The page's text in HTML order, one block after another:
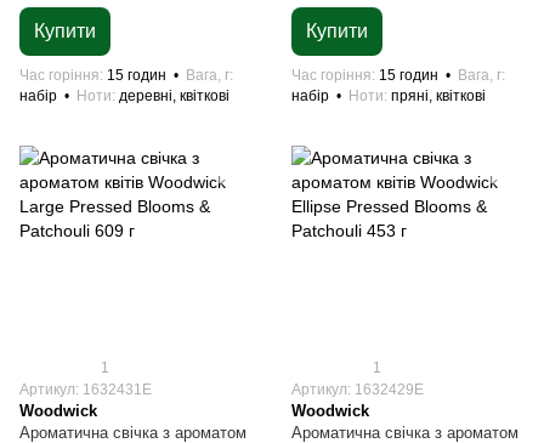
Купити
Час горіння 15 годин
Вага, г
набір
Ноти деревні, квіткові
Купити
Час горіння 15 годин
Вага, г
набір
Ноти пряні, квіткові
1
Артикул: 1632431E
Woodwick
Ароматична свічка з ароматом
1
Артикул: 1632429E
Woodwick
Ароматична свічка з ароматом